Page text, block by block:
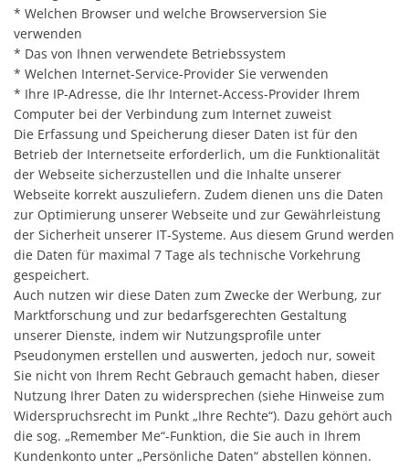
* Welchen Browser und welche Browserversion Sie
verwenden
* Das von Ihnen verwendete Betriebssystem
* Welchen Internet-Service-Provider Sie verwenden
* Ihre IP-Adresse, die Ihr Internet-Access-Provider Ihrem
Computer bei der Verbindung zum Internet zuweist
Die Erfassung und Speicherung dieser Daten ist für den
Betrieb der Internetseite erforderlich, um die Funktionalität
der Webseite sicherzustellen und die Inhalte unserer
Webseite korrekt auszuliefern. Zudem dienen uns die Daten
zur Optimierung unserer Webseite und zur Gewährleistung
der Sicherheit unserer IT-Systeme. Aus diesem Grund werden
die Daten für maximal 7 Tage als technische Vorkehrung
gespeichert.
Auch nutzen wir diese Daten zum Zwecke der Werbung, zur
Marktforschung und zur bedarfsgerechten Gestaltung
unserer Dienste, indem wir Nutzungsprofile unter
Pseudonymen erstellen und auswerten, jedoch nur, soweit
Sie nicht von Ihrem Recht Gebrauch gemacht haben, dieser
Nutzung Ihrer Daten zu widersprechen (siehe Hinweise zum
Widerspruchsrecht im Punkt „Ihre Rechte“). Dazu gehört auch
die sog. „Remember Me“-Funktion, die Sie auch in Ihrem
Kundenkonto unter „Persönliche Daten“ abstellen können.